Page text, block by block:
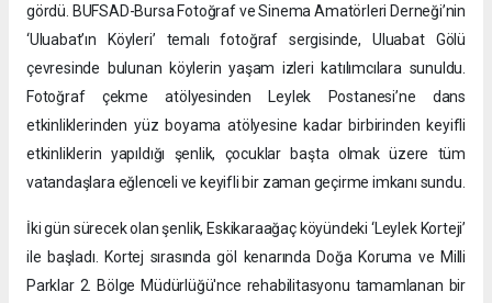
gördü. BUFSAD-Bursa Fotoğraf ve Sinema Amatörleri Derneği’nin
‘Uluabat’ın Köyleri’ temalı fotoğraf sergisinde, Uluabat Gölü
çevresinde bulunan köylerin yaşam izleri katılımcılara sunuldu.
Fotoğraf çekme atölyesinden Leylek Postanesi’ne dans
etkinliklerinden yüz boyama atölyesine kadar birbirinden keyifli
etkinliklerin yapıldığı şenlik, çocuklar başta olmak üzere tüm
vatandaşlara eğlenceli ve keyifli bir zaman geçirme imkanı sundu.
İki gün sürecek olan şenlik, Eskikaraağaç köyündeki ‘Leylek Korteji’
ile başladı. Kortej sırasında göl kenarında Doğa Koruma ve Milli
Parklar 2. Bölge Müdürlüğü'nce rehabilitasyonu tamamlanan bir